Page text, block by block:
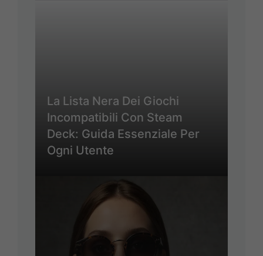
La Lista Nera Dei Giochi
Incompatibili Con Steam
Deck: Guida Essenziale Per
Ogni Utente